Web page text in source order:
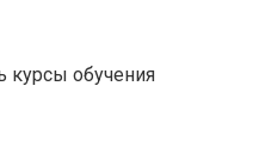
курсы обучения